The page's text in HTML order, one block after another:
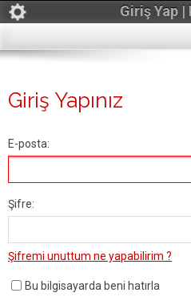
Giriş Yap |
Giriş Yapınız
E-posta:
Şifre:
Şifremi unuttum ne yapabilirim ?
Bu bilgisayarda beni hatırla